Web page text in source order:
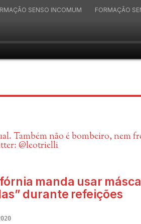
SENSO INCOMUM FORMAÇÃO
Também não é bombeiro, nem
@leotrielli
manda usar
durante refeições